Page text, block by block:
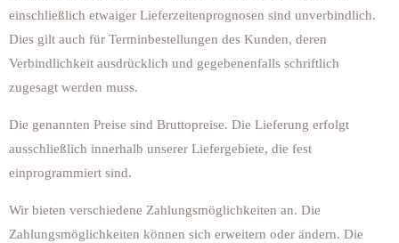
einschließlich etwaiger Lieferzeitenprognosen sind unverbindlich.
Dies gilt auch für Terminbestellungen des Kunden, deren
Verbindlichkeit ausdrücklich und gegebenenfalls schriftlich
zugesagt werden muss.
Die genannten Preise sind Bruttopreise. Die Lieferung erfolgt
ausschließlich innerhalb unserer Liefergebiete, die fest
einprogrammiert sind.
Wir bieten verschiedene Zahlungsmöglichkeiten an. Die
Zahlungsmöglichkeiten können sich erweitern oder ändern. Die